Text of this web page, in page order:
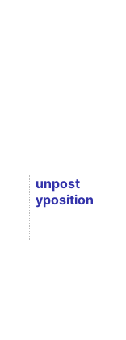
unpost
yposition